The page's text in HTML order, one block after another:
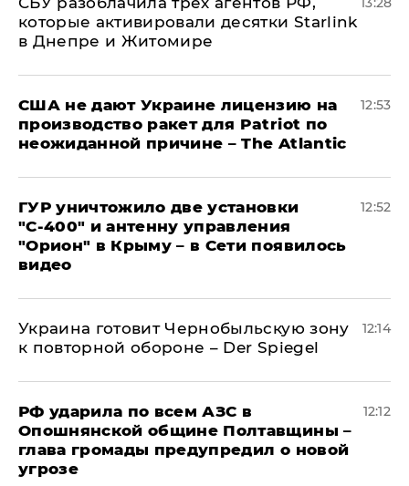
которые активировали десятки Starlink
в Днепре и Житомире
США не дают Украине лицензию на
производство ракет для Patriot по
неожиданной причине – The Atlantic
12:53
ГУР уничтожило две установки
"С‑400" и антенну управления
"Орион" в Крыму – в Сети появилось
видео
12:52
Украина готовит Чернобыльскую зону
к повторной обороне – Der Spiegel
12:14
РФ ударила по всем АЗС в
Опошнянской общине Полтавщины –
глава громады предупредил о новой
угрозе
12:12